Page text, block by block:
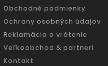
Obchodné podmienky
Ochrany osobných údajov
Reklamácia a vrátenie
Veľkoobchod & partneri
Kontakt